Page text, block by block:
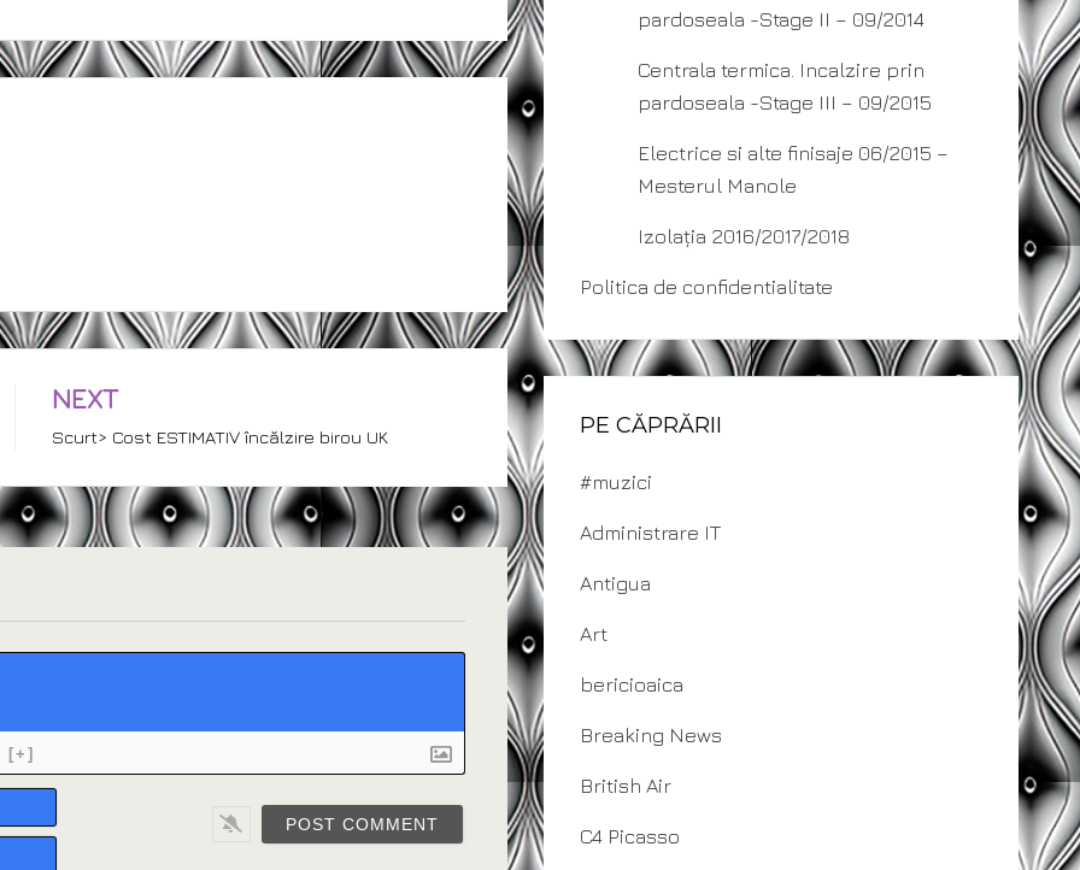
NEXT
Scurt> Cost ESTIMATIV încălzire birou UK
[+]
Name*
Email*
pardoseala -Stage II – 09/2014
Centrala termica. Incalzire prin
pardoseala -Stage III – 09/2015
Electrice si alte finisaje 06/2015 –
Mesterul Manole
Izolația 2016/2017/2018
Politica de confidentialitate
PE CĂPRĂRII
#muzici
Administrare IT
Antigua
Art
bericioaica
Breaking News
British Air
C4 Picasso